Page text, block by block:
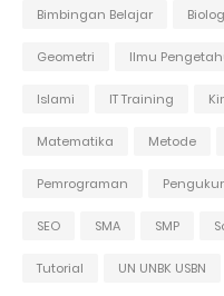
Bimbingan Belajar
Geometri Ilmu
Islami IT Training
Matematika Metode
Pemrograman
SEO SMA SMP
Tutorial UN UNBK USBN